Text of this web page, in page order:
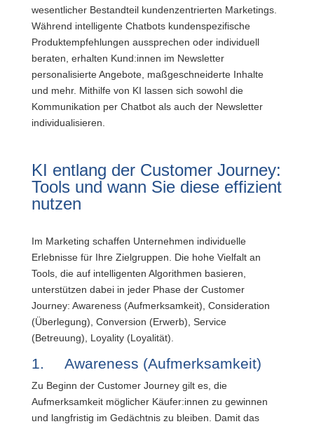
wesentlicher Bestandteil kundenzentrierten Marketings.
Während intelligente Chatbots kundenspezifische
Produktempfehlungen aussprechen oder individuell
beraten, erhalten Kund:innen im Newsletter
personalisierte Angebote, maßgeschneiderte Inhalte
und mehr. Mithilfe von KI lassen sich sowohl die
Kommunikation per Chatbot als auch der Newsletter
individualisieren.
KI entlang der Customer Journey:
Tools und wann Sie diese effizient
nutzen
Im Marketing schaffen Unternehmen individuelle
Erlebnisse für Ihre Zielgruppen. Die hohe Vielfalt an
Tools, die auf intelligenten Algorithmen basieren,
unterstützen dabei in jeder Phase der Customer
Journey: Awareness (Aufmerksamkeit), Consideration
(Überlegung), Conversion (Erwerb), Service
(Betreuung), Loyality (Loyalität).
1. Awareness (Aufmerksamkeit)
Zu Beginn der Customer Journey gilt es, die
Aufmerksamkeit möglicher Käufer:innen zu gewinnen
und langfristig im Gedächtnis zu bleiben. Damit das